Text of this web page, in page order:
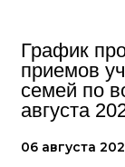
График
приемов
семей по
августа
06 августа